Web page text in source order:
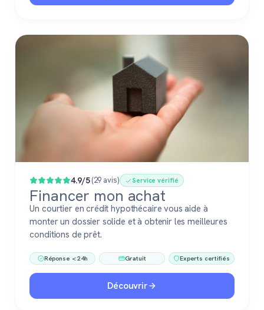
4.9/5(29 avis) Service vérifié
Financer mon achat
Un courtier en crédit hypothécaire vous aide à
monter un dossier solide et à obtenir les meilleures
conditions de prêt.
Réponse < 24h Gratuit Experts certifiés
Découvrir